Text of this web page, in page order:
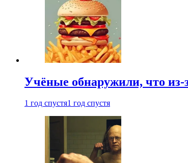
Учёные обнаружили, что
1 год спустя1 год спустя